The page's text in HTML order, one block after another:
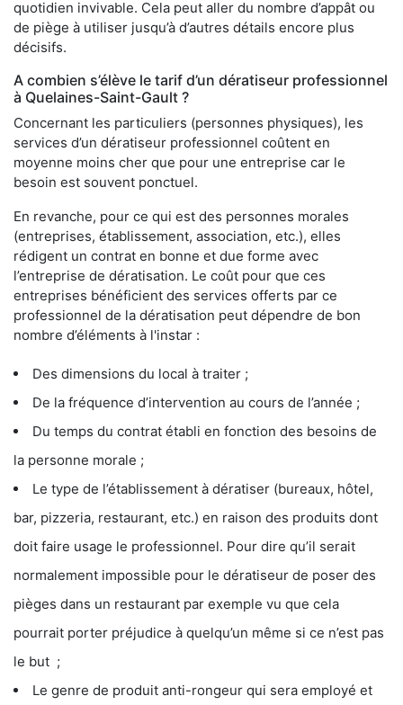
quotidien invivable. Cela peut aller du nombre d’appât ou
de piège à utiliser jusqu’à d’autres détails encore plus
décisifs.
A combien s’élève le tarif d’un dératiseur professionnel
à Quelaines-Saint-Gault ?
Concernant les particuliers (personnes physiques), les
services d’un dératiseur professionnel coûtent en
moyenne moins cher que pour une entreprise car le
besoin est souvent ponctuel.
En revanche, pour ce qui est des personnes morales
(entreprises, établissement, association, etc.), elles
rédigent un contrat en bonne et due forme avec
l’entreprise de dératisation. Le coût pour que ces
entreprises bénéficient des services offerts par ce
professionnel de la dératisation peut dépendre de bon
nombre d’éléments à l'instar :
Des dimensions du local à traiter ;
De la fréquence d’intervention au cours de l’année ;
Du temps du contrat établi en fonction des besoins de
la personne morale ;
Le type de l’établissement à dératiser (bureaux, hôtel,
bar, pizzeria, restaurant, etc.) en raison des produits dont
doit faire usage le professionnel. Pour dire qu’il serait
normalement impossible pour le dératiseur de poser des
pièges dans un restaurant par exemple vu que cela
pourrait porter préjudice à quelqu’un même si ce n’est pas
le but ;
Le genre de produit anti-rongeur qui sera employé et